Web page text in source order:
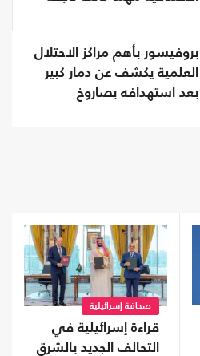
بروفيسور بأهم مراكز الاحتلال
العلمية يكشف عن دمار كبير
بعد استهدافه بصاروخ
صحافة إسرائيلية
قراءة إسرائيلية في
التحالف الجديد بالشرق